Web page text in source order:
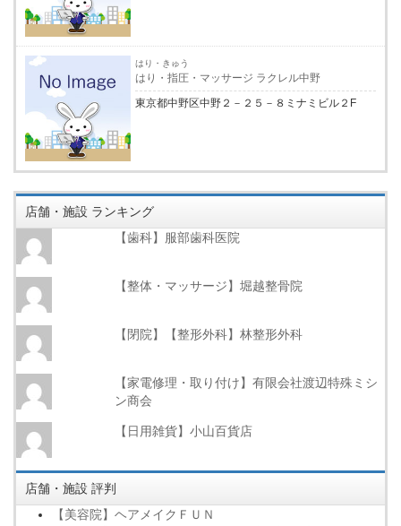
はり・きゅう
はり・指圧・マッサージ ラクレル中野
東京都中野区中野２－２５－８ミナミビル２F
店舗・施設 ランキング
【歯科】服部歯科医院
【整体・マッサージ】堀越整骨院
【閉院】【整形外科】林整形外科
【家電修理・取り付け】有限会社渡辺特殊ミシ
ン商会
【日用雑貨】小山百貨店
店舗・施設 評判
【美容院】ヘアメイクＦＵＮ